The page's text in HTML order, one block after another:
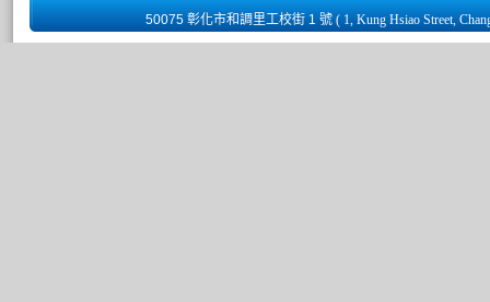
50075 彰化市和調里工校街 1 號 ( 1, Kung Hsiao Street,